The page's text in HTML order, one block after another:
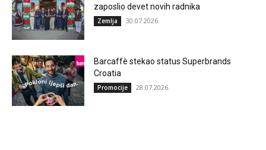
zaposlio devet novih radnika
Zemlja 30.07.2026.
Barcaffè stekao status Superbrands
Croatia
Promocije 28.07.2026.